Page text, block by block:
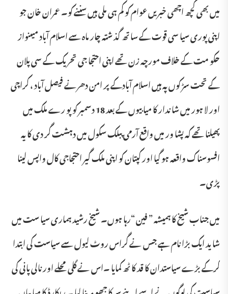
میں بھی کچھ اچھی خبریں عوام کو کم ہی ملی ہیں سننے کو۔ عمران خان جو
اپنی پوری سیا سی قوت کے سا تھ گذ شتہ چار ماہ سے اسلام آباد میںنواز
حکو مت کے خلاف مورچہ زن تھے اپنی احتجا جی تحریک کے سی پلان
کے تحت سڑ کوں پہ ہیں اسلام آبادکے پر امن دھرنے فیصل آباد ، کراچی
اور لا ہور میں شا ندار کا میا بیوں کے بعد 18 دسمبر کو پو رے ملک میں
پھیلنا تھے کہ پشا ور میں واقع آرمی پبلک سکول میں دہشت گر دی کا یہ
افسوسناک واقعہ ہو گیا اور کپتان کو اپنی ملک گیر احتجاجی کال واپس لینا
پڑی۔
میں جناب شیخ کا ہمیشہ ” فین “رہا ہوں۔ شیخ رشید ہماری سیا ست میں
شا ید ایک بڑا نام ہے جس نے گراس روٹ لیول سے سیاست کی ابتدا
کرکے بڑے سیاستدان کا قد کا ٹھ کمایا ۔اس نے گلی محلے اور نالی پانی کی